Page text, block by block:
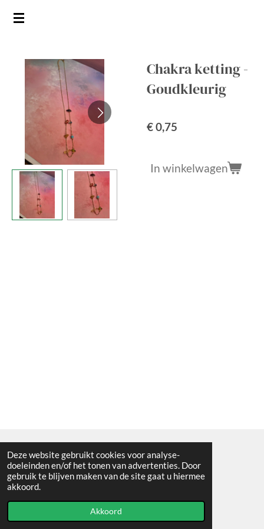
Deze website gebruikt cookies voor analyse-
doeleinden en/of het tonen van advertenties. Door
gebruik te blijven maken van de site gaat u hiermee
akkoord.
Akkoord
Ga
hoofdinhoud
Chakra ketting -
Goudkleurig
€ 0,75
In winkelwagen
Algemene voorwaarden
© 2021 - RC en mineralenshop Het vlinderpad